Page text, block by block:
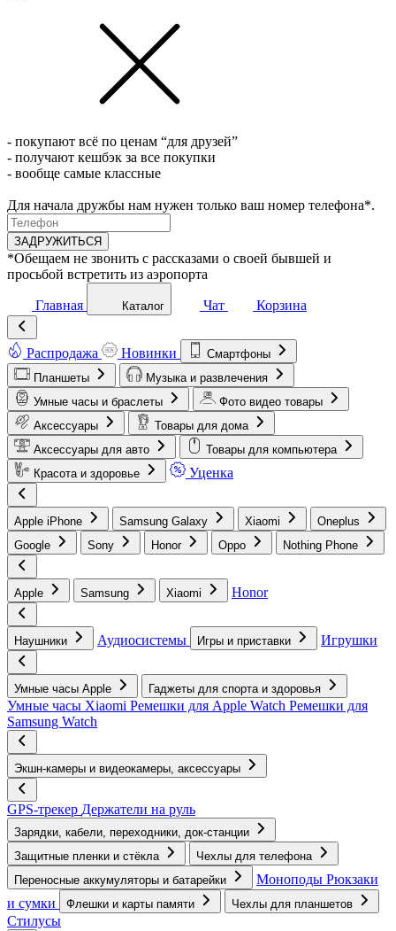
- покупают всё по ценам “для друзей”
- получают кешбэк за все покупки
- вообще самые классные
Для начала дружбы нам нужен только ваш номер телефона*.
ЗАДРУЖИТЬСЯ
*Обещаем не звонить с рассказами о своей бывшей и
просьбой встретить из аэропорта
Главная Каталог Чат Корзина
Распродажа Новинки
Смартфоны
Планшеты
Музыка и развлечения
Умные часы и браслеты
Фото видео товары
Аксессуары
Товары для дома
Аксессуары для авто
Товары для компьютера
Красота и здоровье
Уценка
Apple iPhone Samsung Galaxy Xiaomi
Oneplus
Google
Sony Honor Oppo Nothing Phone
Apple Samsung Xiaomi Honor
Наушники Аудиосистемы Игры и приставки Игрушки
Умные часы Apple Гаджеты для спорта и здоровья
Умные часы Xiaomi Ремешки для Apple Watch Ремешки для
Samsung Watch
Экшн-камеры и видеокамеры, аксессуары
GPS-трекер Держатели на руль
Зарядки, кабели, переходники, док-станции
Защитные пленки и стёкла
Чехлы для телефона
Переносные аккумуляторы и батарейки
Моноподы Рюкзаки
и сумки
Флешки и карты памяти Чехлы для планшетов
Стилусы